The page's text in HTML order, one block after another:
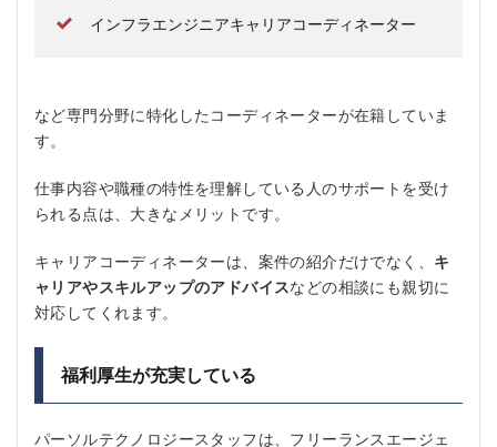
インフラエンジニアキャリアコーディネーター
など専門分野に特化したコーディネーターが在籍していま
す。
仕事内容や職種の特性を理解している人のサポートを受け
られる点は、大きなメリットです。
キャリアコーディネーターは、案件の紹介だけでなく、 キ
ャリアやスキルアップのアドバイスなどの相談にも親切に
対応してくれます。
福利厚生が充実している
パーソルテクノロジースタッフは、フリーランスエージェ